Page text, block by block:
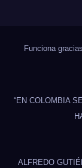
Funciona
“EN COLOMBIA
ALFREDO